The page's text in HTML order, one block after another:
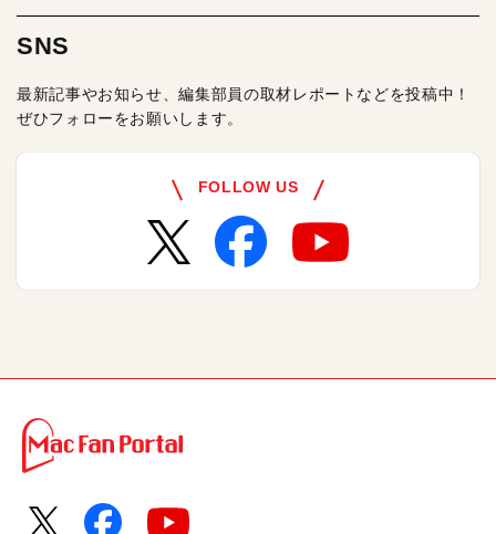
SNS
最新記事やお知らせ、編集部員の取材レポートなどを投稿中！
ぜひフォローをお願いします。
FOLLOW US